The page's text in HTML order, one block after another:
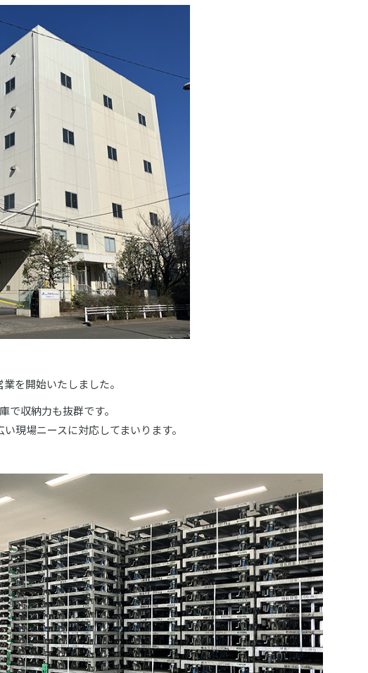
を開始いたしました。
収納力も抜群です。
現場ニースに対応してまいります。